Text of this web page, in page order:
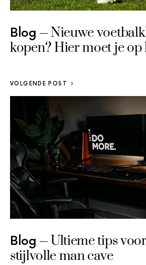
Blog
Nieuwe
kopen? Hier moet je op
VOLGENDE POST
Blog
Ultieme tips
stijlvolle man cave